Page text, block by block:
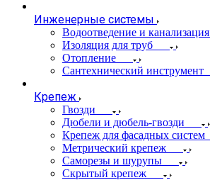
Инженерные системы
Водоотведение и канализация
Изоляция для труб
Отопление
Сантехнический инструмент
Крепеж
Гвозди
Дюбели и дюбель-гвозди
Крепеж для фасадных систем
Метрический крепеж
Саморезы и шурупы
Скрытый крепеж